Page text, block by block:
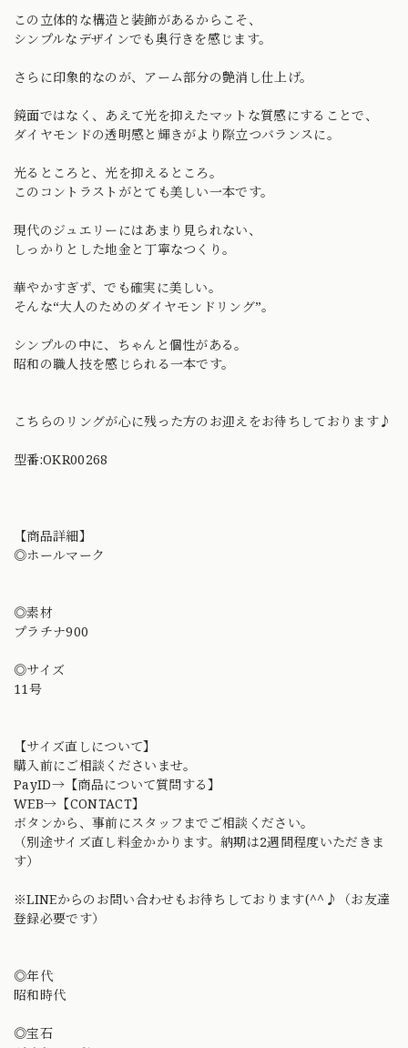
この立体的な構造と装飾があるからこそ、
シンプルなデザインでも奥行きを感じます。
さらに印象的なのが、アーム部分の艶消し仕上げ。
鏡面ではなく、あえて光を抑えたマットな質感にすることで、
ダイヤモンドの透明感と輝きがより際立つバランスに。
光るところと、光を抑えるところ。
このコントラストがとても美しい一本です。
現代のジュエリーにはあまり見られない、
しっかりとした地金と丁寧なつくり。
華やかすぎず、でも確実に美しい。
そんな“大人のためのダイヤモンドリング”。
シンプルの中に、ちゃんと個性がある。
昭和の職人技を感じられる一本です。
こちらのリングが心に残った方のお迎えをお待ちしております♪
型番:OKR00268
【商品詳細】
◎ホールマーク
◎素材
プラチナ900
◎サイズ
11号
【サイズ直しについて】
購入前にご相談くださいませ。
PayID→【商品について質問する】
WEB→【CONTACT】
ボタンから、事前にスタッフまでご相談ください。
（別途サイズ直し料金かかります。納期は2週間程度いただきま
す）
※LINEからのお問い合わせもお待ちしております(^^♪（お友達
登録必要です）
◎年代
昭和時代
◎宝石